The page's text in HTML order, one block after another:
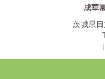
成華
茨城県